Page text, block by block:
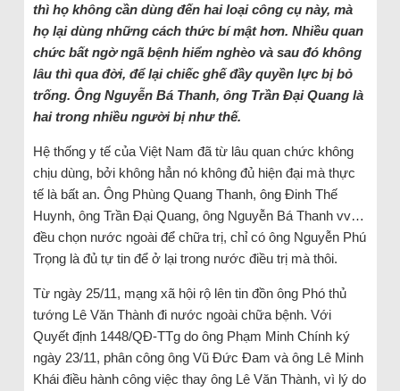
thì họ không cần dùng đến hai loại công cụ này, mà
họ lại dùng những cách thức bí mật hơn. Nhiều quan
chức bất ngờ ngã bệnhhiểm nghèovà sau đó không
lâu thìqua đời, để lại chiếc ghếđầy quyền lực bị bỏ
trống. Ông Nguyễn Bá Thanh, ông Trần Đại Quang là
hai trong nhiều người bị như thế.
Hệ thống y tế của Việt Nam đã từ lâu quan chức không
chịu dùng, bởi không hẳn nó không đủ hiện đại mà thực
tế là bất an. Ông Phùng Quang Thanh, ông Đinh Thế
Huynh, ông Trần Đại Quang, ông Nguyễn Bá Thanh vv…
đều chọn nước ngoài để chữa trị, chỉ có ông Nguyễn Phú
Trọng là đủ tự tin để ở lại trong nước điều trị mà thôi.
Từ ngày 25/11, mạng xã hội rộ lên tin đồn ông Phó thủ
tướng Lê Văn Thành đi nước ngoài chữa bệnh. Với
Quyết định 1448/QĐ-TTg do ông Phạm Minh Chính ký
ngày 23/11, phân công ông Vũ Đức Đam và ông Lê Minh
Khái điều hành công việc thay ông Lê Văn Thành, vì lý do